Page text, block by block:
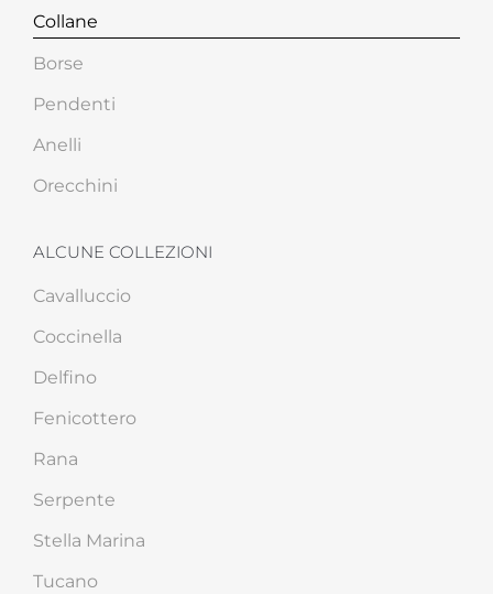
Collane
Borse
Pendenti
Anelli
Orecchini
ALCUNE COLLEZIONI
Cavalluccio
Coccinella
Delfino
Fenicottero
Rana
Serpente
Stella Marina
Tucano